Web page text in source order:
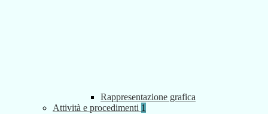
Rappresentazione grafica
Attività e procedimenti 1